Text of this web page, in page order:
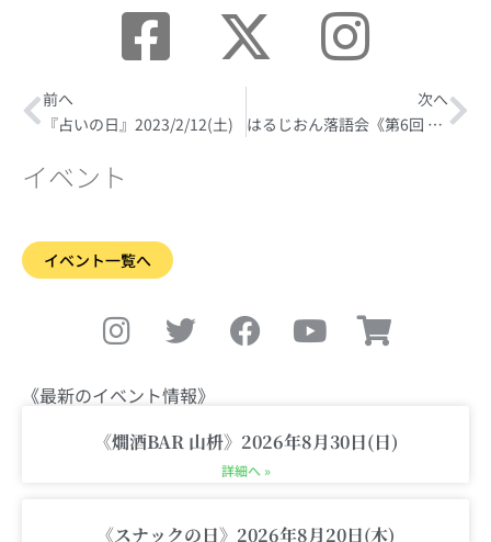
Prev
前へ
『占いの日』2023/2/12(土)
次へ
はるじおん落語会《第6回 ほろ酔い 燗らくご》2023/2/25(土)17:00〜【出演：三遊亭志う歌さん】
イベント
イベント一覧へ
I
n
s
t
a
g
w
i
t
t
e
a
c
o
o
o
u
b
h
o
i
《最新のイベント情報》
《燗酒BAR 山枡》2026年8月30日(日)
詳細へ »
《スナックの日》2026年8月20日(木)